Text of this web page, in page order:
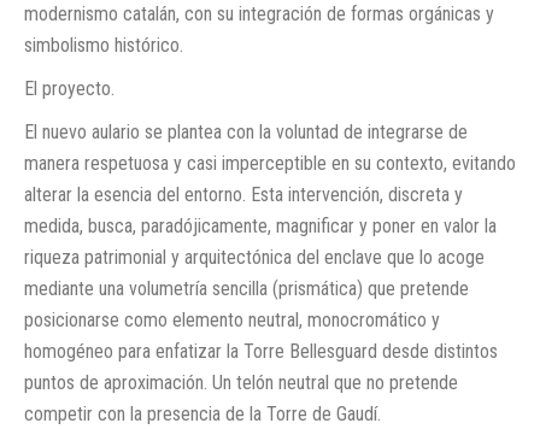
modernismo catalán, con su integración de formas orgánicas y
simbolismo histórico.
El proyecto.
El nuevo aulario se plantea con la voluntad de integrarse de
manera respetuosa y casi imperceptible en su contexto, evitando
alterar la esencia del entorno. Esta intervención, discreta y
medida, busca, paradójicamente, magnificar y poner en valor la
riqueza patrimonial y arquitectónica del enclave que lo acoge
mediante una volumetría sencilla (prismática) que pretende
posicionarse como elemento neutral, monocromático y
homogéneo para enfatizar la Torre Bellesguard desde distintos
puntos de aproximación. Un telón neutral que no pretende
competir con la presencia de la Torre de Gaudí.